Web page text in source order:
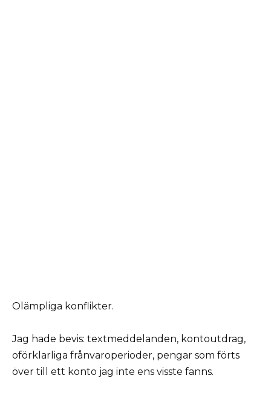
Olämpliga konflikter.
Jag hade bevis: textmeddelanden, kontoutdrag,
oförklarliga frånvaroperioder, pengar som förts
över till ett konto jag inte ens visste fanns.